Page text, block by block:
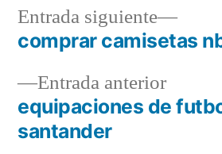
Navegación
de
entradas
Entrada anteriorEntrada
equipaciones de
santander
Entrada siguiente
comprar camisetas